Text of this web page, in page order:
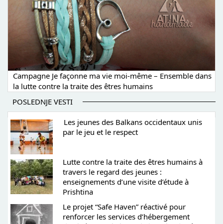
Campagne Je façonne ma vie moi-même – Ensemble dans
la lutte contre la traite des êtres humains
POSLEDNJE VESTI
Les jeunes des Balkans occidentaux unis
par le jeu et le respect
Lutte contre la traite des êtres humains à
travers le regard des jeunes :
enseignements d’une visite d’étude à
Prishtina
Le projet “Safe Haven” réactivé pour
renforcer les services d’hébergement